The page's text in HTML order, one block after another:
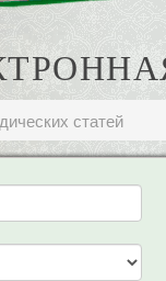
статей